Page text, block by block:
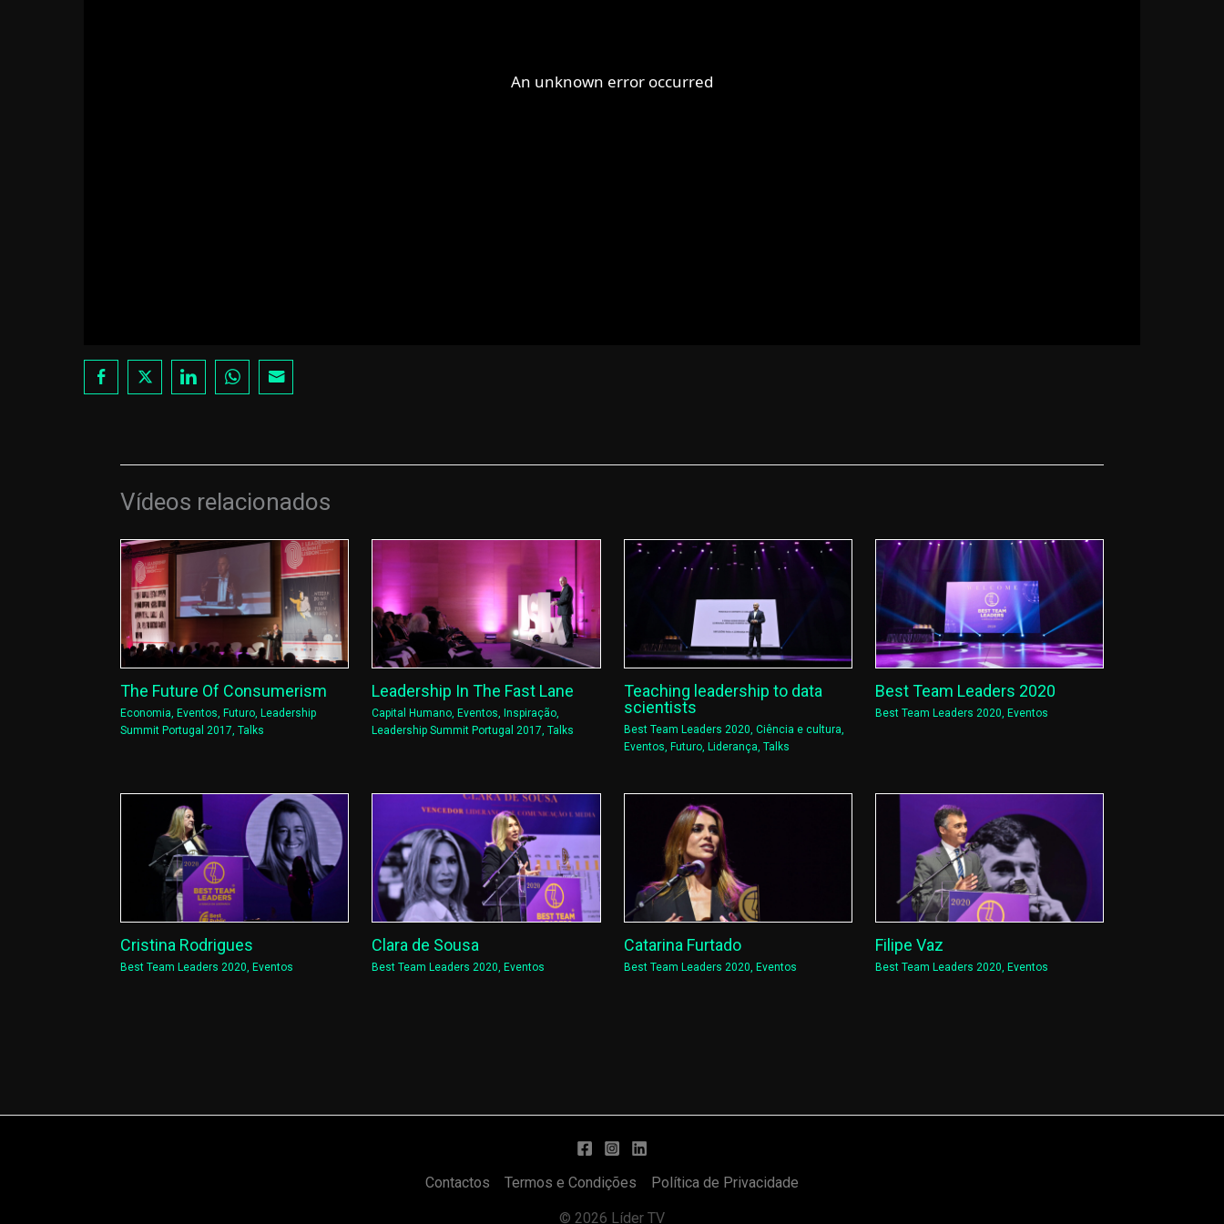
Vídeos relacionados
The Future Of Consumerism
Economia, Eventos, Futuro, Leadership
Summit Portugal 2017, Talks
Leadership In The Fast Lane
Capital Humano, Eventos, Inspiração,
Leadership Summit Portugal 2017,Talks
Teaching leadership to data
scientists
Best Team Leaders 2020, Ciência e cultura,
Eventos, Futuro, Liderança, Talks
Best Team Leaders 2020
Best Team Leaders 2020, Eventos
Cristina Rodrigues
Best Team Leaders 2020, Eventos
Clara de Sousa
Best Team Leaders 2020, Eventos
Catarina Furtado
Best Team Leaders 2020, Eventos
Filipe Vaz
Best Team Leaders 2020, Eventos
Contactos Termos e Condições Política de Privacidade
© 2026 Líder TV